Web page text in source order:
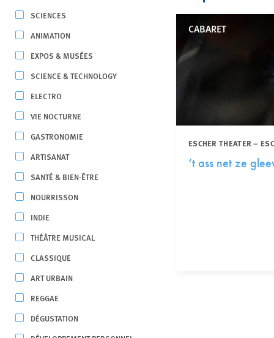
SCIENCES
ANIMATION
EXPOS & MUSÉES
SCIENCE & TECHNOLOGY
ELECTRO
VIE NOCTURNE
GASTRONOMIE
ARTISANAT
SANTÉ & BIEN-ÊTRE
NOURRISSON
INDIE
THÉÂTRE MUSICAL
CLASSIQUE
ART URBAIN
REGGAE
DÉGUSTATION
CABARET
ESCHER THEATER –
‘t ass net ze